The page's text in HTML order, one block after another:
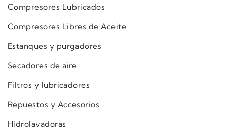
Compresores Lubricados
Compresores Libres de Aceite
Estanques y purgadores
Secadores de aire
Filtros y lubricadores
Repuestos y Accesorios
Hidrolavadoras